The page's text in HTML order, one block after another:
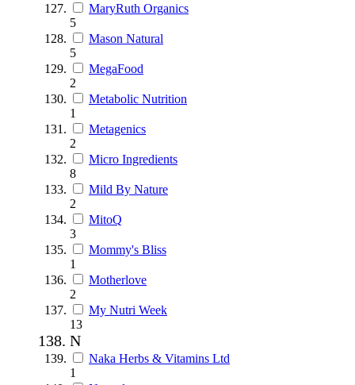
MaryRuth Organics
5
Mason Natural
5
MegaFood
2
Metabolic Nutrition
1
Metagenics
2
Micro Ingredients
8
Mild By Nature
2
MitoQ
3
Mommy's Bliss
1
Motherlove
2
My Nutri Week
13
N
Naka Herbs & Vitamins Ltd
1